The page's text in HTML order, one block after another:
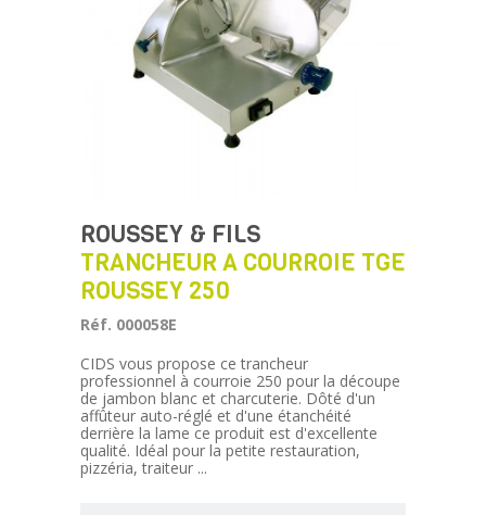
ROUSSEY & FILS
TRANCHEUR A COURROIE TGE
ROUSSEY 250
Réf. 000058E
CIDS vous propose ce trancheur
professionnel à courroie 250 pour la découpe
de jambon blanc et charcuterie. Dôté d'un
affûteur auto-réglé et d'une étanchéité
derrière la lame ce produit est d'excellente
qualité. Idéal pour la petite restauration,
pizzéria, traiteur ...